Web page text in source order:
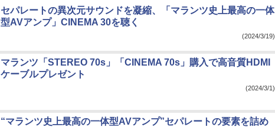
セパレートの異次元サウンドを凝縮、「マランツ史上最高の一体
型AVアンプ」CINEMA 30を聴く
(2024/3/19)
マランツ「STEREO 70s」「CINEMA 70s」購入で高音質HDMI
ケーブルプレゼント
(2024/3/1)
“マランツ史上最高の一体型AVアンプ”セパレートの要素を詰め